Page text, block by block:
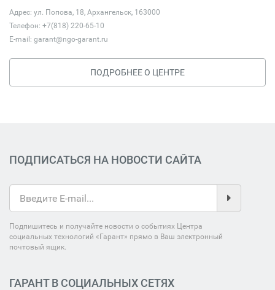
Адрес: ул. Попова, 18, Архангельск, 163000
Телефон: +7(818) 220-65-10
E-mail: garant@ngo-garant.ru
ПОДРОБНЕЕ О ЦЕНТРЕ
ПОДПИСАТЬСЯ НА НОВОСТИ САЙТА
Подпишитесь и получайте новости о событиях Центра
социальных технологий «Гарант» прямо в Ваш электронный
почтовый ящик.
ГАРАНТ В СОЦИАЛЬНЫХ СЕТЯХ